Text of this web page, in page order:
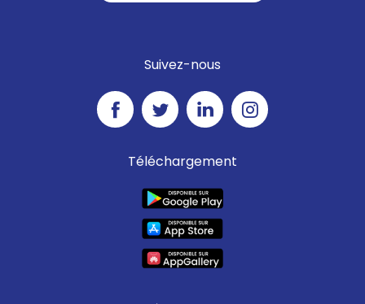
Suivez-nous
Téléchargement